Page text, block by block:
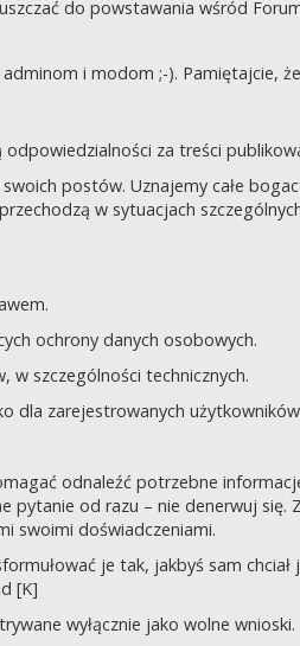
do powstawania wśród
i modom ;-). Pamiętajcie,
za treści
postów. Uznajemy całe
w sytuacjach
ochrony danych osobowych.
szczególności technicznych.
dla zarejestrowanych
odnaleźć potrzebne
od razu – nie denerwuj się.
swoimi doświadczeniami.
je tak, jakbyś sam
[K]
wyłącznie jako wolne wnioski.